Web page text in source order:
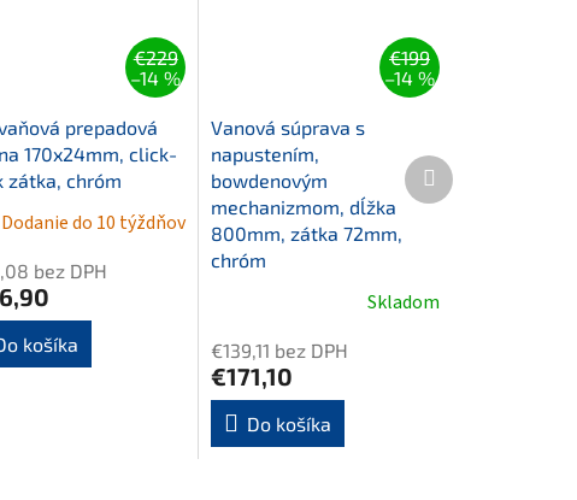
€229
–14 %
prepadová
170x24mm, click-
zátka, chróm
Dodanie do 10 týždňov
bez DPH
košíka
€199
–14 %
Vanová súprava s
napustením,
bowdenovým
mechanizmom, dĺžka
800mm, zátka 72mm,
chróm
Skladom
€139,11 bez DPH
€171,10
Do košíka
Ďalší
produkt